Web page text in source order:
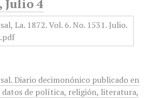
Julio 4
Diario decimonónico publicado en
datos de política, religión, literatura,